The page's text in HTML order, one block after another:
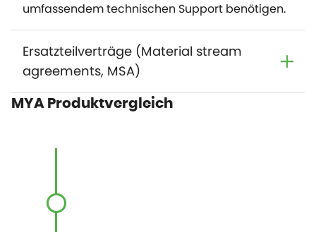
umfassendem technischen Support benötigen.
Ersatzteilverträge (Material stream
agreements, MSA)
MYA Produktvergleich